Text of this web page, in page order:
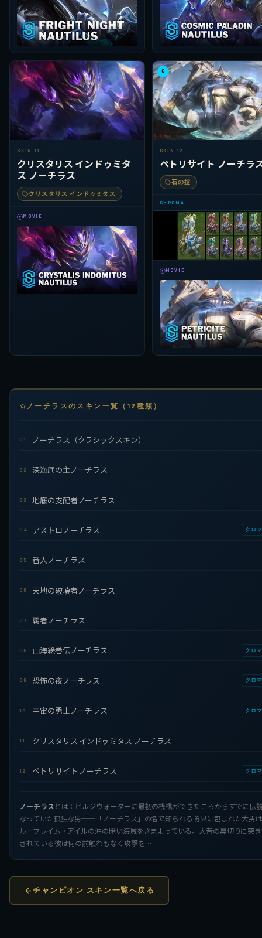
SKIN 11
クリスタリス インドゥミタ
ス ノーチラス
クリスタリス インドゥミタス
MOVIE
C
SKIN 12
ペトリサイト ノーチラ
石の掟
CHROMA
MOVIE
ノーチラスのスキン一覧（12種類）
01 ノーチラス（クラシックスキン）
02 深海底の主ノーチラス
03 地底の支配者ノーチラス
04 アストロノーチラス クロ
05 番人ノーチラス
06 天地の破壊者ノーチラス
07 覇者ノーチラス
08 山海絵巻伝ノーチラス クロ
09 恐怖の夜ノーチラス クロ
10 宇宙の勇士ノーチラス クロ
11 クリスタリス インドゥミタス ノーチラス
12 ペトリサイト ノーチラス クロ
ノーチラスとは：ビルジウォーターに最初の桟橋ができたころからすでに伝
なっていた孤独な男──「ノーチラス」の名で知られる防具に包まれた大男
ルーフレイム・アイルの沖の暗い海域をさまよっている。大昔の裏切りに突
されている彼は何の前触れもなく攻撃を…
チャンピオン スキン一覧へ戻る